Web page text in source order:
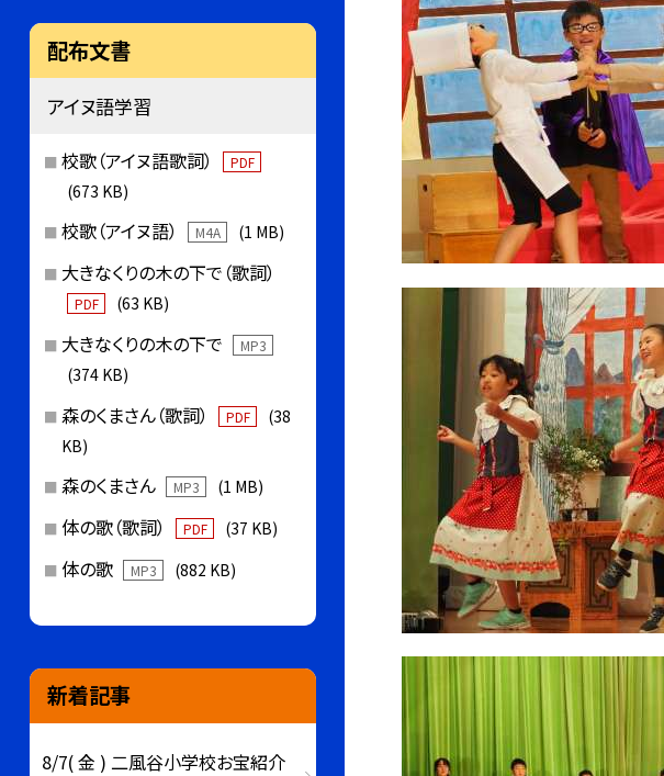
配布文書
アイヌ語学習
校歌（アイヌ語歌詞） PDF
(673 KB)
校歌（アイヌ語） M4A (1 MB)
大きなくりの木の下で（歌詞）
PDF (63 KB)
大きなくりの木の下で MP3
(374 KB)
森のくまさん（歌詞） PDF
(38
KB)
森のくまさん MP3 (1 MB)
体の歌（歌詞） PDF (37 KB)
体の歌 MP3 (882 KB)
新着記事
8/7( 金 ) 二風谷小学校お宝紹介